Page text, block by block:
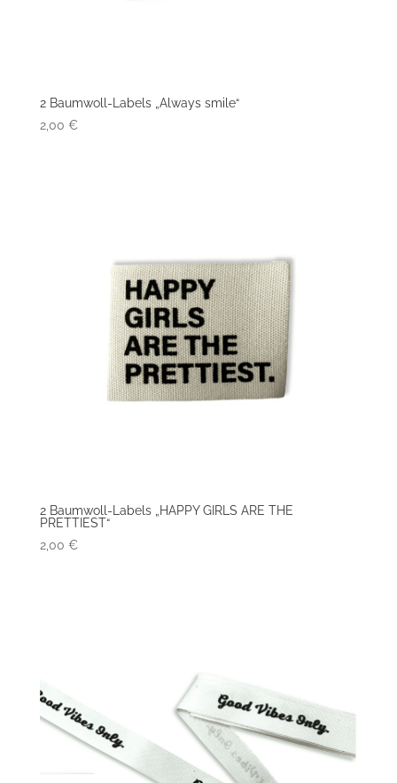
2 Baumwoll-Labels „Always smile“
2,00 €
2 Baumwoll-Labels „HAPPY GIRLS ARE THE
PRETTIEST“
2,00 €